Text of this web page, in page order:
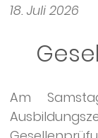
18. Juli 2026
Am